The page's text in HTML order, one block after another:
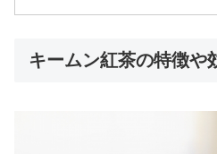
キームン紅茶の特徴や